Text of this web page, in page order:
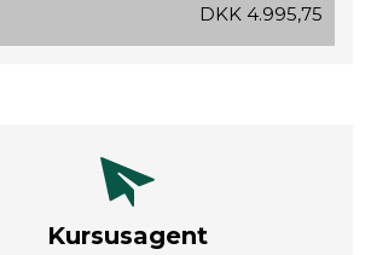
DKK 4.995,75
Kursusagent